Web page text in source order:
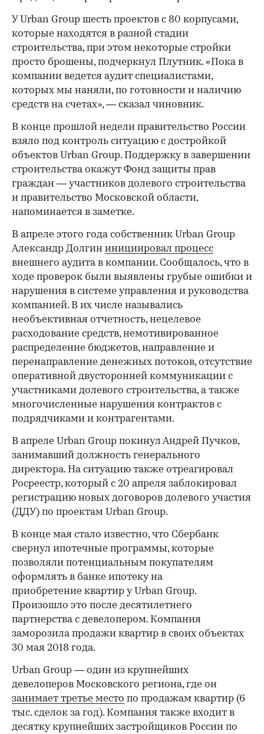
У Urban Group шесть проектов с 80 корпусами,
которые находятся в разной стадии
строительства, при этом некоторые стройки
просто брошены, подчеркнул Плутник. «Пока в
компании ведется аудит специалистами,
которых мы наняли, по готовности и наличию
средств на счетах», — сказал чиновник.
В конце прошлой недели правительство России
взяло под контроль ситуацию с достройкой
объектов Urban Group. Поддержку в завершении
строительства окажут Фонд защиты прав
граждан — участников долевого строительства
и правительство Московской области,
напоминается в заметке.
В апреле этого года собственник Urban Group
Александр Долгин инициировал процесс
внешнего аудита в компании. Сообщалось, что в
ходе проверок были выявлены грубые ошибки и
нарушения в системе управления и руководства
компанией. В их числе назывались
необъективная отчетность, нецелевое
расходование средств, немотивированное
распределение бюджетов, направление и
перенаправление денежных потоков, отсутствие
оперативной двусторонней коммуникации с
участниками долевого строительства, а также
многочисленные нарушения контрактов с
подрядчиками и контрагентами.
В апреле Urban Group покинул Андрей Пучков,
занимавший должность генерального
директора. На ситуацию также отреагировал
Росреестр, который с 20 апреля заблокировал
регистрацию новых договоров долевого участия
(ДДУ) по проектам Urban Group.
В конце мая стало известно, что Сбербанк
свернул ипотечные программы, которые
позволяли потенциальным покупателям
оформлять в банке ипотеку на
приобретение квартир у Urban Group.
Произошло это после десятилетнего
партнерства с девелопером. Компания
заморозила продажи квартир в своих объектах
30 мая 2018 года.
Urban Group — один из крупнейших
девелоперов Московского региона, где он
занимает третье место по продажам квартир (6
тыс. сделок за год). Компания также входит в
десятку крупнейших застройщиков России по